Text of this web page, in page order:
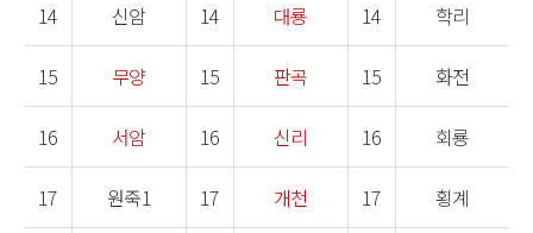
14 신암 14 대룡 14 학리
15 무양 15 판곡 15 화전
16 서암 16 신리 16 회룡
17 원죽1 17 개천 17 횡계